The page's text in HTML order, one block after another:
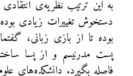
به این ترتیب نظریه‌ی
دستخوش تغییرات زیادی
بوده تا از بازی زبانی،
پست مدرنیسم و از پسا
فاصله بگیرد. دانشکده‌های